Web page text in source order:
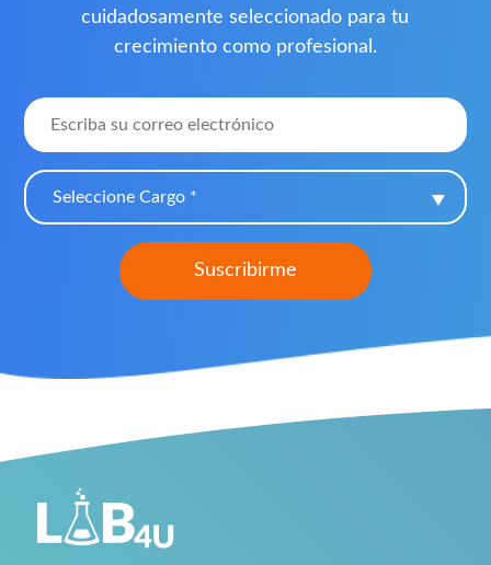
cuidadosamente seleccionado para tu
crecimiento como profesional.
Seleccione Cargo *